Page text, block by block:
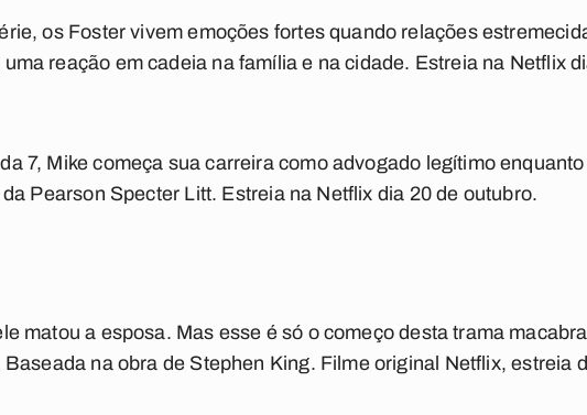
os Foster vivem emoções fortes quando relações
reação em cadeia na família e na cidade. Estreia na Netflix
7, Mike começa sua carreira como advogado legítimo
Pearson Specter Litt. Estreia na Netflix dia 20 de outubro.
matou a esposa. Mas esse é só o começo desta trama
na obra de Stephen King. Filme original Netflix, estreia